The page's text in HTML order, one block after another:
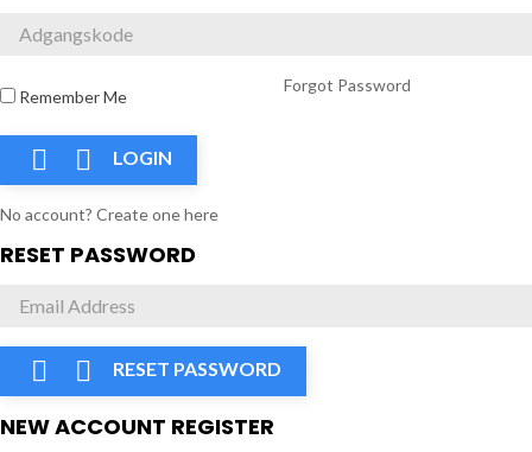
Remember Me
Forgot Password
  LOGIN
No account? Create one here
RESET PASSWORD
  RESET PASSWORD
NEW ACCOUNT REGISTER